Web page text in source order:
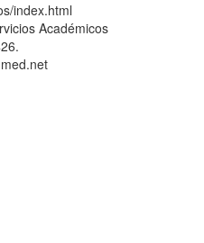
index.html
Académicos